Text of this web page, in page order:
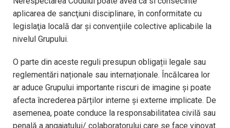
aplicarea de sancţiuni disciplinare, în conformitate cu
legislaţia locală dar şi convenţiile colective aplicabile la
nivelul Grupului.
O parte din aceste reguli presupun obligații legale sau
reglementări naționale sau internaționale. Încălcarea lor
ar aduce Grupului importante riscuri de imagine și poate
afecta încrederea părților interne și externe implicate. De
asemenea, poate conduce la responsabilitatea civilă sau
penală a angajatului/ colaboratorului care se face vinovat